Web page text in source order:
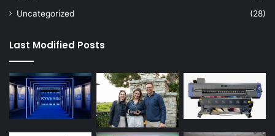
Uncategorized
(28)
Last Modified Posts